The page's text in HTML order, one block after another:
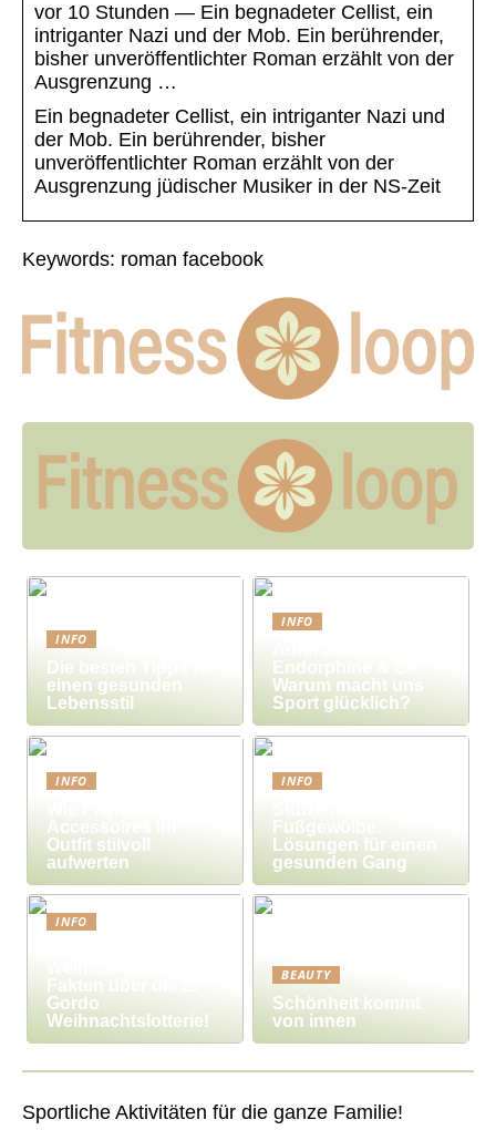
vor 10 Stunden — Ein begnadeter Cellist, ein
intriganter Nazi und der Mob. Ein berührender,
bisher unveröffentlichter Roman erzählt von der
Ausgrenzung …
Ein begnadeter Cellist, ein intriganter Nazi und
der Mob. Ein berührender, bisher
unveröffentlichter Roman erzählt von der
Ausgrenzung jüdischer Musiker in der NS-Zeit
Keywords: roman facebook
INFO
Die besten Tipps für
einen gesunden
Lebensstil
INFO
Endorphine & Co:
Warum macht uns
Sport glücklich?
INFO
Accessoires Ihr
Outfit stilvoll
aufwerten
INFO
Fußgewölbe:
Lösungen für einen
gesunden Gang
INFO
Fakten über die El
Gordo
Weihnachtslotterie!
BEAUTY
Schönheit kommt
von innen
Sportliche Aktivitäten für die ganze Familie!